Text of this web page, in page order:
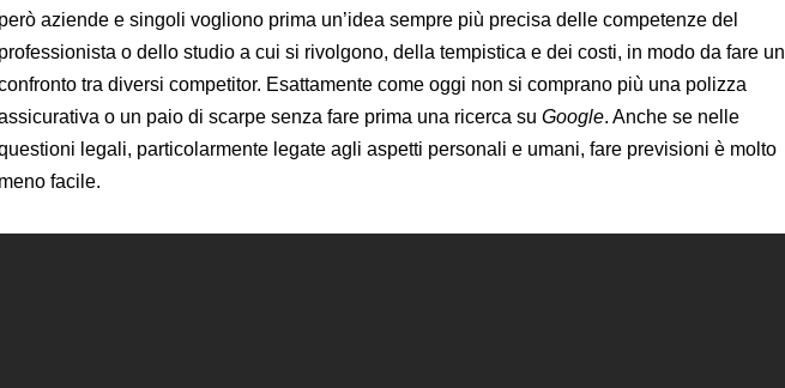
però aziende e singoli vogliono prima un’idea sempre più precisa delle competenze del
professionista o dello studio a cui si rivolgono, della tempistica e dei costi, in modo da fare un
tra diversi competitor. Esattamente come oggi non si comprano più una polizza
o un paio di scarpe senza fare prima una ricerca su Google. Anche se nelle
legali, particolarmente legate agli aspetti personali e umani, fare previsioni è molto
meno facile.